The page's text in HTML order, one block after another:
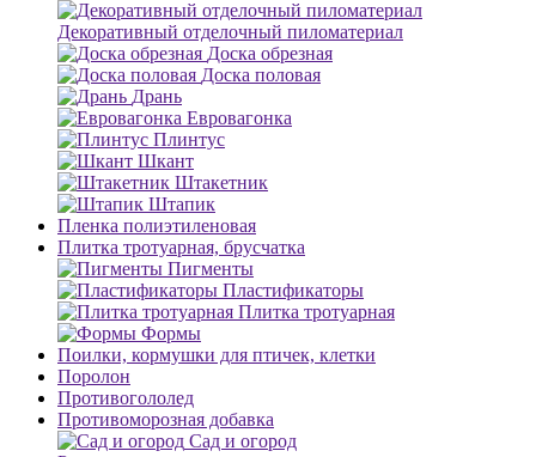
Декоративный отделочный пиломатериал
Доска обрезная
Доска половая
Дрань
Евровагонка
Плинтус
Шкант
Штакетник
Штапик
Пленка полиэтиленовая
Плитка тротуарная, брусчатка
Пигменты
Пластификаторы
Плитка тротуарная
Формы
Поилки, кормушки для птичек, клетки
Поролон
Противогололед
Противоморозная добавка
Сад и огород